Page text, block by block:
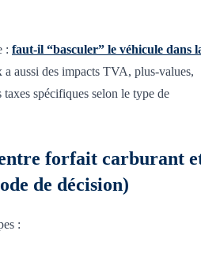
: faut-il “basculer” le véhicule dans
a aussi des impacts TVA, plus-values,
spécifiques selon le type de
forfait carburant
de décision)
: